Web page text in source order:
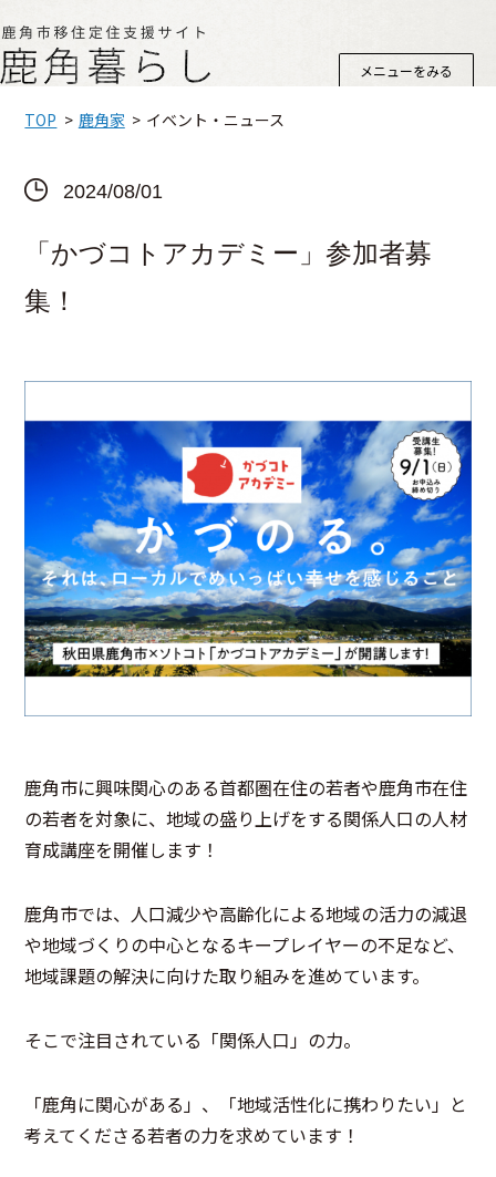
メニューをみる
TOP 鹿角家 イベント・ニュース
2024/08/01
「かづコトアカデミー」参加者募
集！
鹿角市に興味関心のある首都圏在住の若者や鹿角市在住
の若者を対象に、地域の盛り上げをする関係人口の人材
育成講座を開催します！
鹿角市では、人口減少や高齢化による地域の活力の減退
や地域づくりの中心となるキープレイヤーの不足など、
地域課題の解決に向けた取り組みを進めています。
そこで注目されている「関係人口」の力。
「鹿角に関心がある」、「地域活性化に携わりたい」と
考えてくださる若者の力を求めています！